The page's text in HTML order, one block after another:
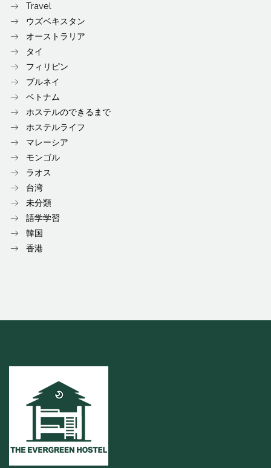
Travel
ウズベキスタン
オーストラリア
タイ
フィリピン
ブルネイ
ベトナム
ホステルのできるまで
ホステルライフ
マレーシア
モンゴル
ラオス
台湾
未分類
語学学習
韓国
香港